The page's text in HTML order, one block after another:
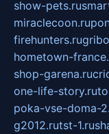
show-pets.ru
miraclecoon.ru
firehunters.ru
hometown-
shop-garena.ru
one-life-story.ru
poka-vse-doma-
g2012.rutst-1.ru